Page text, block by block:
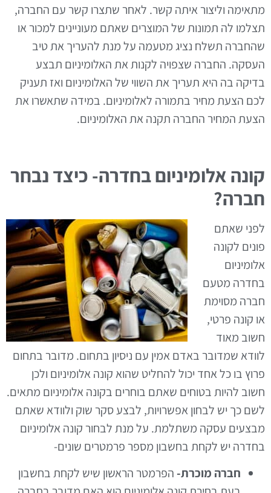
מתאימה וליצור איתה קשר. לאחר שתצרו קשר עם החברה,
תצלמו לה תמונות של המוצרים שאתם מעוניינים למכור או
שהחברה תשלח נציג מטעמה על מנת להעריך את טיב
העסקה. החברה שצפויה לקנות את האלומיניום תבצע
בדיקה בה היא תעריך את השווי של האלומיניום ואז תעניק
לכם הצעת מחיר בתמורה לאלומיניום. במידה שתאשרו את
הצעת המחיר החברה תקנה את האלומיניום.
קונה אלומיניום בחדרה- כיצד נבחר
חברה?
לפני שאתם
פונים לקונה
אלומיניום
בחדרה מטעם
חברה מסוימת
או קונה פרטי,
חשוב מאוד
לוודא שמדובר באדם אמין עם ניסיון בתחום. מדובר בתחום
פרוץ בו כל אחד יכול להחליט שהוא קונה אלומיניום ולכן
חשוב להיות בטוחים שאתם בוחרים בקונה אלומיניום מתאים.
לשם כך יש לבחון אפשרויות, לבצע סקר שוק ולוודא שאתם
מבצעים עסקה משתלמת. על מנת לבחור קונה אלומיניום
בחדרה יש לקחת בחשבון מספר פרמטרים שונים-
חברה מוכרת-הפרמטר הראשון שיש לקחת בחשבון